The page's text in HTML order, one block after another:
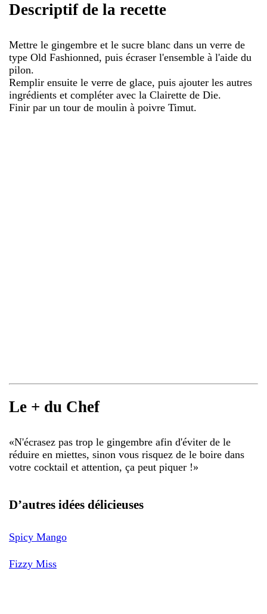
Descriptif de la recette
Mettre le gingembre et le sucre blanc dans un verre de
type Old Fashionned, puis écraser l'ensemble à l'aide du
pilon.
Remplir ensuite le verre de glace, puis ajouter les autres
ingrédients et compléter avec la Clairette de Die.
Finir par un tour de moulin à poivre Timut.
Le + du Chef
«N'écrasez pas trop le gingembre afin d'éviter de le
réduire en miettes, sinon vous risquez de le boire dans
votre cocktail et attention, ça peut piquer !»
D’autres idées délicieuses
Spicy Mango
Fizzy Miss